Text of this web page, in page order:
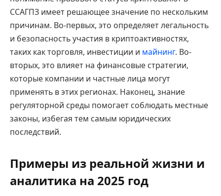
ССАГПЗ имеет решающее значение по нескольким
причинам. Во-первых, это определяет легальность
и безопасность участия в криптоактивностях,
таких как торговля, инвестиции и майнинг. Во-
вторых, это влияет на финансовые стратегии,
которые компании и частные лица могут
применять в этих регионах. Наконец, знание
регуляторной среды помогает соблюдать местные
законы, избегая тем самым юридических
последствий.
Примеры из реальной жизни и
аналитика на 2025 год